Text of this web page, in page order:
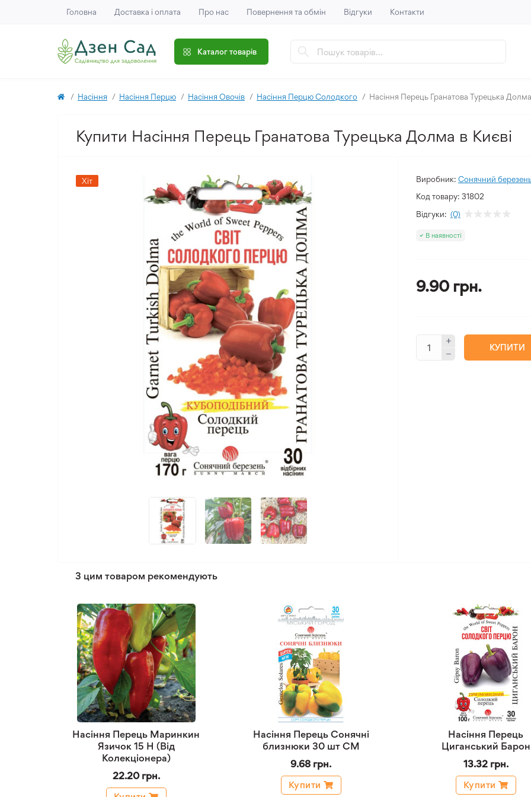
Головна Доставка і оплата Про нас Повернення та обмін Відгуки Контакти
Каталог товарів
Насіння Насіння Перцю Насіння Овочів Насіння Перцю Солодкого Насіння Перець Гранатова Турецька Долма
Купити Насіння Перець Гранатова Турецька Долма в Києві
Хіт Виробник: Сонячний
Код товару: 31802
Відгуки: (0)
В наявності
9.90 грн.
КУПИТИ
З цим товаром рекомендують
Насіння Перець Маринкин
Язичок 15 Н (Від
Колекціонера)
22.20 грн.
Насіння Перець Сонячні
близнюки 30 шт СМ
9.68 грн.
Купити
Насіння Перець
Циганський Барон
13.32 грн.
Купити